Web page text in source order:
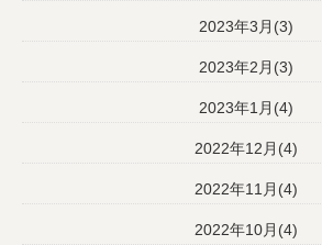
2023年3月(3)
2023年2月(3)
2023年1月(4)
2022年12月(4)
2022年11月(4)
2022年10月(4)